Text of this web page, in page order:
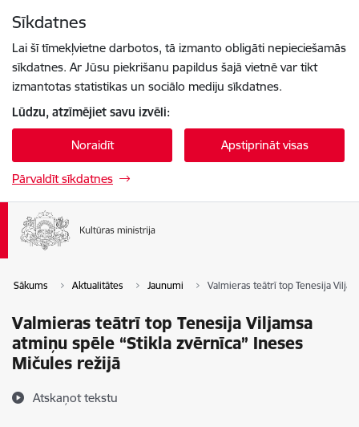
Sīkdatnes
Lai šī tīmekļvietne darbotos, tā izmanto obligāti nepieciešamās
sīkdatnes. Ar Jūsu piekrišanu papildus šajā vietnē var tikt
izmantotas statistikas un sociālo mediju sīkdatnes.
Lūdzu, atzīmējiet savu izvēli:
Noraidīt Apstiprināt visas
Pārvaldīt sīkdatnes
Sākums Aktualitātes Jaunumi Valmieras teātrī top Tenesija
Valmieras teātrī top Tenesija Viljamsa
atmiņu spēle “Stikla zvērnīca” Ineses
Mičules režijā
Atskaņot tekstu